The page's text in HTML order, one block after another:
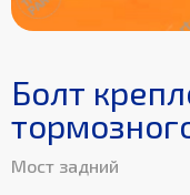
Болт
Мост задний